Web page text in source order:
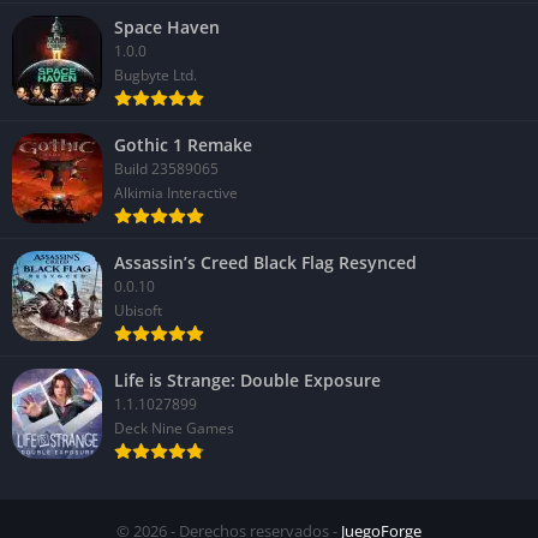
Space Haven
1.0.0
Bugbyte Ltd.
Gothic 1 Remake
Build 23589065
Alkimia Interactive
Assassin’s Creed Black Flag Resynced
0.0.10
Ubisoft
Life is Strange: Double Exposure
1.1.1027899
Deck Nine Games
© 2026 - Derechos reservados - JuegoForge